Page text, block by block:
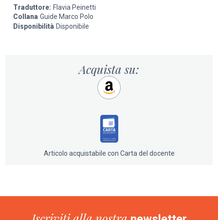
Traduttore: Flavia Peinetti
Collana Guide Marco Polo
Disponibilità Disponibile
Acquista su:
Articolo acquistabile con Carta del docente